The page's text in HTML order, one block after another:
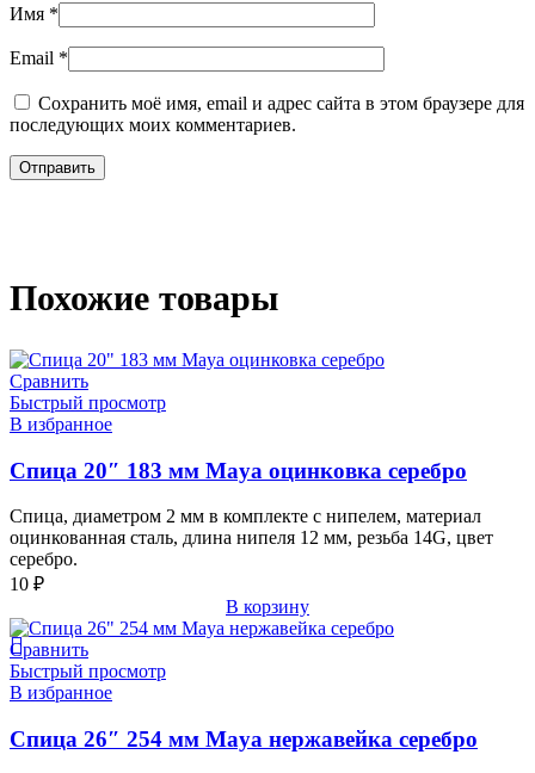
Имя *
Email *
Сохранить моё имя, email и адрес сайта в этом браузере для
последующих моих комментариев.
Похожие товары
Сравнить
Быстрый просмотр
В избранное
Спица 20″ 183 мм Maya оцинковка серебро
Спица, диаметром 2 мм в комплекте с нипелем, материал
оцинкованная сталь, длина нипеля 12 мм, резьба 14G, цвет
серебро.
10 ₽
В корзину
Сравнить
Быстрый просмотр
В избранное
Спица 26″ 254 мм Maya нержавейка серебро